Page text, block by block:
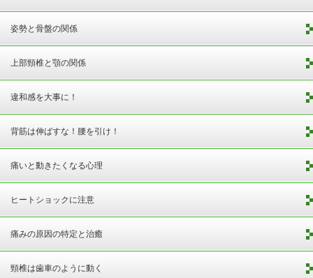
姿勢と骨盤の関係
上部頸椎と顎の関係
違和感を大事に！
背筋は伸ばすな！腰を引け！
痛いと動きたくなる心理
ヒートショックに注意
痛みの原因の特定と治癒
頸椎は歯車のように動く